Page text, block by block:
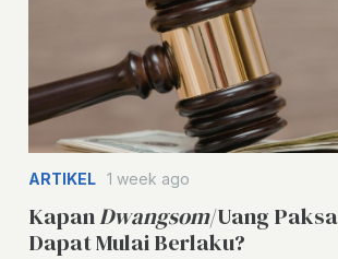
ARTIKEL 1 week ago
KapanDwangsom/Uang Paksa
Dapat Mulai Berlaku?